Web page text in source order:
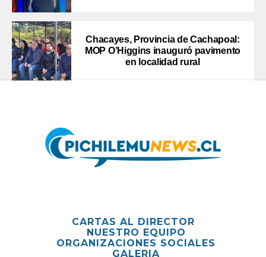
Chacayes, Provincia de Cachapoal:
MOP O’Higgins inauguró pavimento
en localidad rural
CARTAS AL DIRECTOR
NUESTRO EQUIPO
ORGANIZACIONES SOCIALES
GALERIA